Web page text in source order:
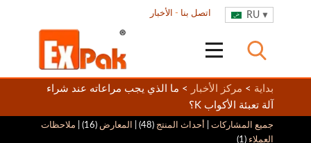
RU اتصل بنا - الأخبار
بداية > مركز الأخبار
> ما الذي يجب مراعاته عند شراء
آلة تعبئة الأكواب K؟
جميع المشاركات أحداث المنتج (48) | المعارض (16) |
ملاحظات
العملاء (1)